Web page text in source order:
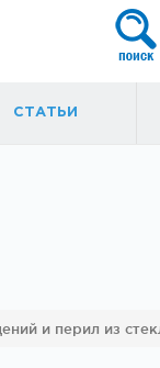
СТАТЬИ
и перил из